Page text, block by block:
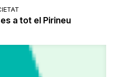
a tot el Pirineu